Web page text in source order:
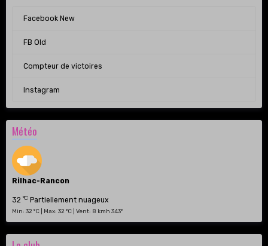
Facebook New
FB Old
Compteur de victoires
Instagram
Météo
Rilhac-Rancon
32 °C Partiellement nuageux
Min: 32 °C | Max: 32 °C | Vent: 8 kmh 343°